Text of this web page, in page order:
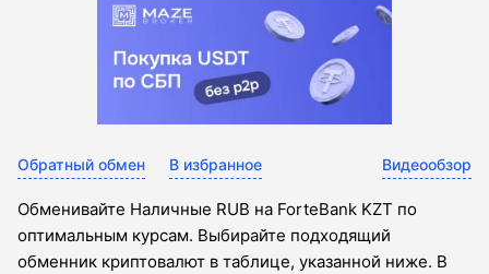
Обратный обмен В избранное Видеообзор
Обменивайте Наличные RUB на ForteBank KZT по
оптимальным курсам. Выбирайте подходящий
обменник криптовалют в таблице, указанной ниже. В